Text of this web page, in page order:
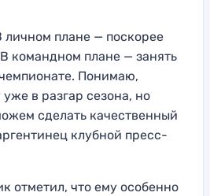
личном плане — поскорее
командном плане — занять
Понимаю,
в разгар сезона, но
сделать качественный
клубной пресс-
отметил, что ему особенно